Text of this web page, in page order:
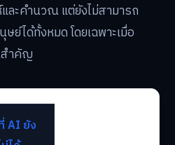
ละคำนวณ แต่ยังไม่สามารถ
ย์ได้ทั้งหมด โดยเฉพาะเมื่อ
สำคัญ
AI ยัง